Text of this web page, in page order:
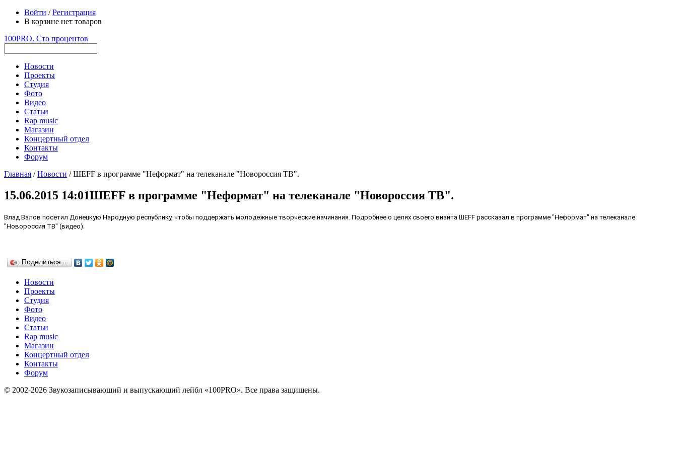
Войти /Регистрация
В корзине нет товаров
100PRO. Сто процентов
Новости
Проекты
Студия
Фото
Видео
Статьи
Rap music
Магазин
Концертный отдел
Контакты
Форум
Главная /Новости / ШEFF в программе "Неформат" на телеканале "Новороссия ТВ".
15.06.2015 14:01ШEFF в программе "Неформат" на телеканале "Новороссия ТВ".
Влад Валов посетил Донецкую Народную республику, чтобы поддержать молодежные творческие начинания. Подробнее о целях своего визита ШEFF рассказал в программе "Неформат" на телеканале
"Новороссия ТВ" (видео).
Поделиться…
Новости
Проекты
Студия
Фото
Видео
Статьи
Rap music
Магазин
Концертный отдел
Контакты
Форум
© 2002-2026 Звукозаписывающий и выпускающий лейбл «100PRO». Все права защищены.